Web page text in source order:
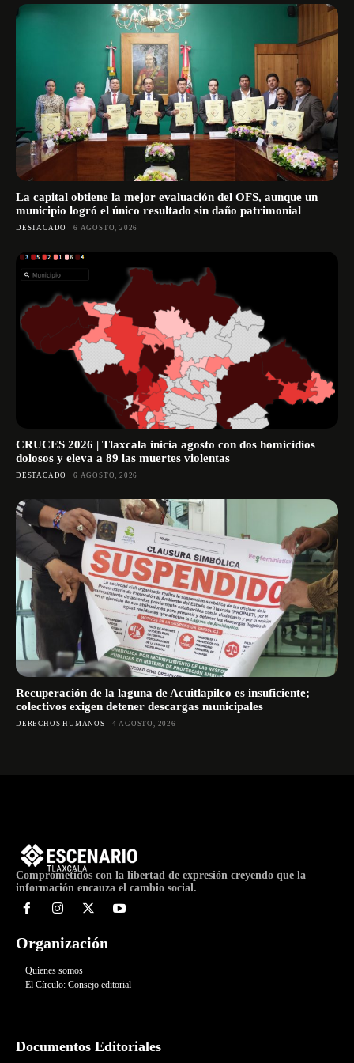
La capital obtiene la mejor evaluación del OFS, aunque un
municipio logró el único resultado sin daño patrimonial
DESTACADO 6 AGOSTO, 2026
CRUCES 2026 | Tlaxcala inicia agosto con dos homicidios
dolosos y eleva a 89 las muertes violentas
DESTACADO 6 AGOSTO, 2026
Recuperación de la laguna de Acuitlapilco es insuficiente;
colectivos exigen detener descargas municipales
DERECHOS HUMANOS 4 AGOSTO, 2026
Comprometidos con la libertad de expresión creyendo que la
información encauza el cambio social.
Organización
Quienes somos
El Círculo: Consejo editorial
Documentos Editoriales